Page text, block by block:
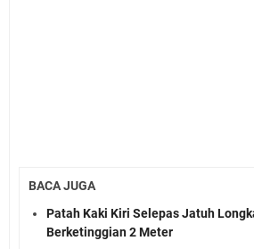
BACA JUGA
Patah Kaki Kiri Selepas Jatuh
Berketinggian 2 Meter